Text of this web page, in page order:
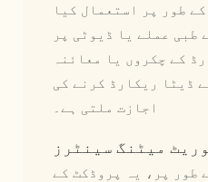
طور پر استعمال کیا
طبی عملے یا ڈیوٹی پر
کے چکروں یا معائنہ
ڈیٹا ریکارڈ کرنے کی
اجازت ملتی ہے۔
میٹنگ سینٹرز
طور پر، یہ پروڈکٹ کے